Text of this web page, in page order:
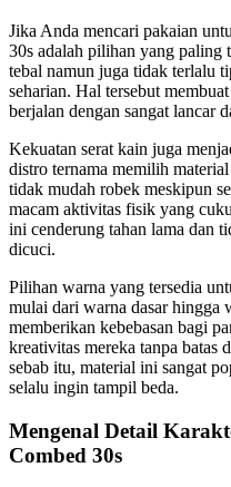
Jika Anda mencari pakaian
30s adalah pilihan yang paling
tebal namun juga tidak terlalu
seharian. Hal tersebut
berjalan dengan sangat lancar
Kekuatan serat kain juga
distro ternama memilih
tidak mudah robek meskipun
macam aktivitas fisik yang
ini cenderung tahan lama dan
dicuci.
Pilihan warna yang tersedia
mulai dari warna dasar hingga
memberikan kebebasan bagi
kreativitas mereka tanpa batas
sebab itu, material ini sangat
selalu ingin tampil beda.
Mengenal Detail
Combed 30s